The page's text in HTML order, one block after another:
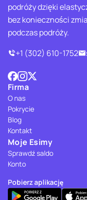
podróży dzięki
bez konieczności
podczas podróży.
+1 (302) 610-1752
Firma
O nas
Pokrycie
Blog
Kontakt
Moje Esimy
Sprawdź saldo
Konto
Pobierz aplikację